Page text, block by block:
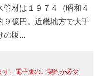
材は１９７４（昭和４
９億円。近畿地方で大手
の販...
。電子版のご契約が必要